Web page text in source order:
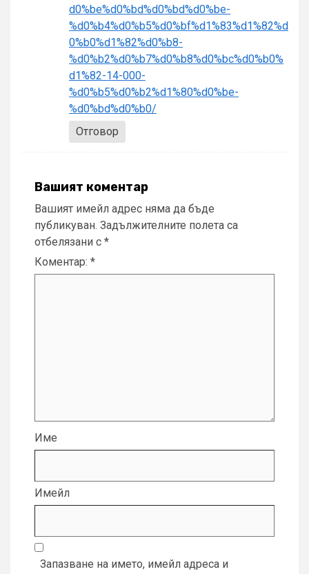
d0%be%d0%bd%d0%bd%d0%be-
%d0%b4%d0%b5%d0%bf%d1%83%d1%82%d
0%b0%d1%82%d0%b8-
%d0%b2%d0%b7%d0%b8%d0%bc%d0%b0%
d1%82-14-000-
%d0%b5%d0%b2%d1%80%d0%be-
%d0%bd%d0%b0/
Отговор
Вашият коментар
Вашият имейл адрес няма да бъде
публикуван. Задължителните полета са
отбелязани с *
Коментар: *
Име
Имейл
Запазване на името, имейл адреса и